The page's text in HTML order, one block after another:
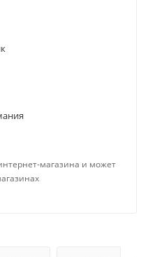
магазина и может